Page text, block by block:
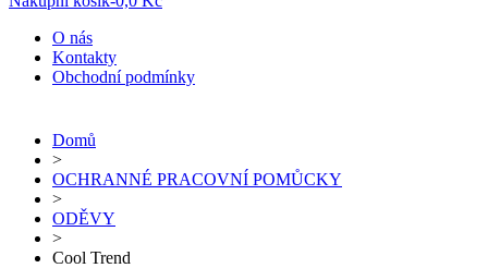
O nás
Kontakty
Obchodní podmínky
Domů
>
OCHRANNÉ PRACOVNÍ POMŮCKY
>
ODĚVY
>
Cool Trend